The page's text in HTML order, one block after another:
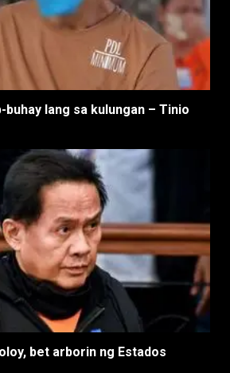
buhay lang sa kulungan – Tinio
bet arborin ng Estados